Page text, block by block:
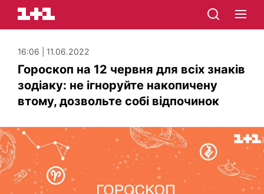
16:06 | 11.06.2022
Гороскоп на 12 червня для всіх знаків
зодіаку: не ігноруйте накопичену
втому, дозвольте собі відпочинок